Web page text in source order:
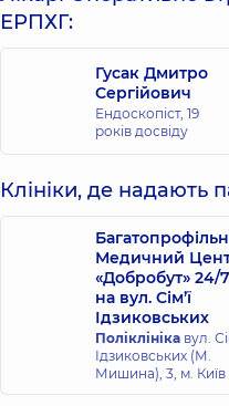
ЕРПХГ:
Гусак Дмитро
Сергійович
Ендоскопіст, 19
років досвіду
Клініки, де надають
Медичний
«Добробут» 24/7
на вул. Сім’ї
Ідзиковських
Поліклініка вул.
Ідзиковських (М.
Мишина), 3, м. Київ